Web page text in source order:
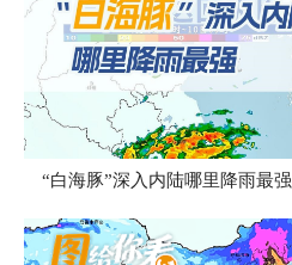
“白海豚”深入内陆哪里降雨最强